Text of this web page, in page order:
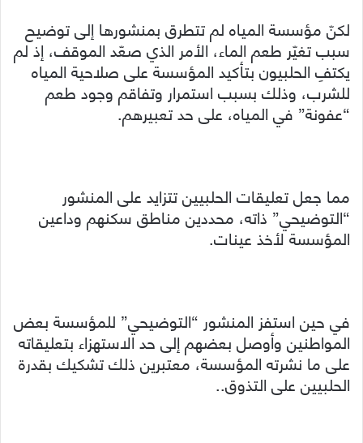
لكنّ مؤسسة المياه لم تتطرق بمنشورها إلى توضيح
سبب تغيّر طعم الماء، الأمر الذي صعّد الموقف، إذ لم
يكتفِ الحلبيون بتأكيد المؤسسة على صلاحية المياه
للشرب، وذلك بسبب استمرار وتفاقم وجود طعم
“عفونة” في المياه، على حد تعبيرهم.
مما جعل تعليقات الحلبيين تتزايد على المنشور
“التوضيحي” ذاته، محددين مناطق سكنهم وداعين
المؤسسة لأخذ عينات.
في حين استفز المنشور “التوضيحي” للمؤسسة بعض
المواطنين وأوصل بعضهم إلى حد الاستهزاء بتعليقاته
على ما نشرته المؤسسة، معتبرين ذلك تشكيك بقدرة
الحلبيين على التذوق..